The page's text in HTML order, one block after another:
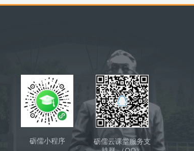
砺儒小程序
砺儒云课堂服务支